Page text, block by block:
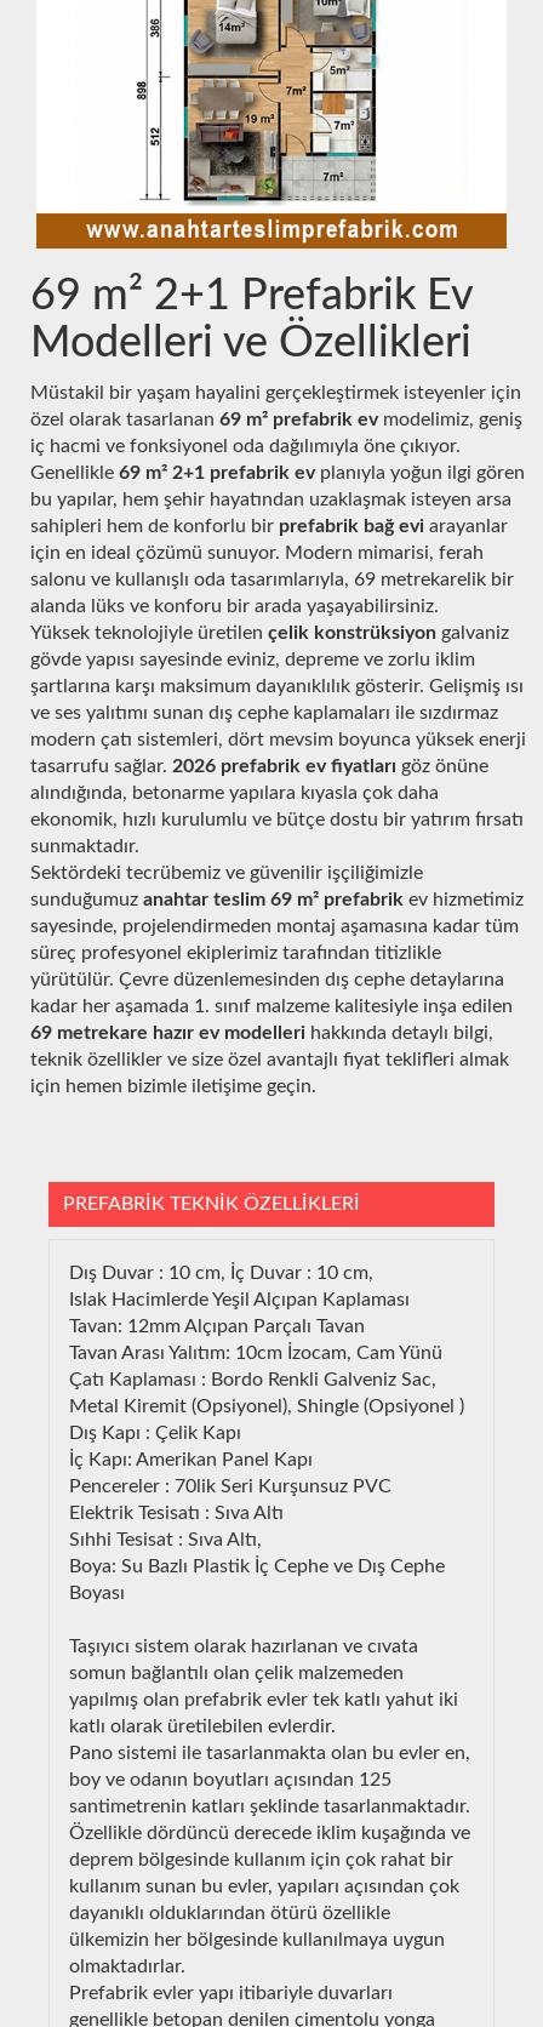
69 m² 2+1 Prefabrik Ev
Modelleri ve Özellikleri
Müstakil bir yaşam hayalini gerçekleştirmek isteyenler için
özel olarak tasarlanan 69 m² prefabrik evmodelimiz, geniş
iç hacmi ve fonksiyonel oda dağılımıyla öne çıkıyor.
Genellikle 69 m² 2+1 prefabrik evplanıyla yoğun ilgi gören
bu yapılar, hem şehir hayatından uzaklaşmak isteyen arsa
sahipleri hem de konforlu bir prefabrik bağ evi arayanlar
için en ideal çözümü sunuyor. Modern mimarisi, ferah
salonu ve kullanışlı oda tasarımlarıyla, 69 metrekarelik bir
alanda lüks ve konforu bir arada yaşayabilirsiniz.
Yüksek teknolojiyle üretilen çelik konstrüksiyon galvaniz
gövde yapısı sayesinde eviniz, depreme ve zorlu iklim
şartlarına karşı maksimum dayanıklılık gösterir. Gelişmiş ısı
ve ses yalıtımı sunan dış cephe kaplamaları ile sızdırmaz
modern çatı sistemleri, dört mevsim boyunca yüksek enerji
tasarrufu sağlar. 2026 prefabrik ev fiyatları göz önüne
alındığında, betonarme yapılara kıyasla çok daha
ekonomik, hızlı kurulumlu ve bütçe dostu bir yatırım fırsatı
sunmaktadır.
Sektördeki tecrübemiz ve güvenilir işçiliğimizle
sunduğumuz anahtar teslim 69 m² prefabrik ev hizmetimiz
sayesinde, projelendirmeden montaj aşamasına kadar tüm
süreç profesyonel ekiplerimiz tarafından titizlikle
yürütülür. Çevre düzenlemesinden dış cephe detaylarına
kadar her aşamada 1. sınıf malzeme kalitesiyle inşa edilen
69 metrekare hazır ev modelleri hakkında detaylı bilgi,
teknik özellikler ve size özel avantajlı fiyat teklifleri almak
için hemen bizimle iletişime geçin.
PREFABRİK TEKNİK ÖZELLİKLERİ
Dış Duvar : 10 cm, İç Duvar : 10 cm,
Islak Hacimlerde Yeşil Alçıpan Kaplaması
Tavan: 12mm Alçıpan Parçalı Tavan
Tavan Arası Yalıtım: 10cm İzocam, Cam Yünü
Çatı Kaplaması : Bordo Renkli Galveniz Sac,
Metal Kiremit (Opsiyonel), Shingle (Opsiyonel )
Dış Kapı : Çelik Kapı
İç Kapı: Amerikan Panel Kapı
Pencereler : 70lik Seri Kurşunsuz PVC
Elektrik Tesisatı : Sıva Altı
Sıhhi Tesisat : Sıva Altı,
Boya: Su Bazlı Plastik İç Cephe ve Dış Cephe
Boyası
Taşıyıcı sistem olarak hazırlanan ve cıvata
somun bağlantılı olan çelik malzemeden
yapılmış olan prefabrik evler tek katlı yahut iki
katlı olarak üretilebilen evlerdir.
Pano sistemi ile tasarlanmakta olan bu evler en,
boy ve odanın boyutları açısından 125
santimetrenin katları şeklinde tasarlanmaktadır.
Özellikle dördüncü derecede iklim kuşağında ve
deprem bölgesinde kullanım için çok rahat bir
kullanım sunan bu evler, yapıları açısından çok
dayanıklı olduklarından ötürü özellikle
ülkemizin her bölgesinde kullanılmaya uygun
olmaktadırlar.
Prefabrik evler yapı itibariyle duvarları
genellikle betopan denilen çimentolu yonga